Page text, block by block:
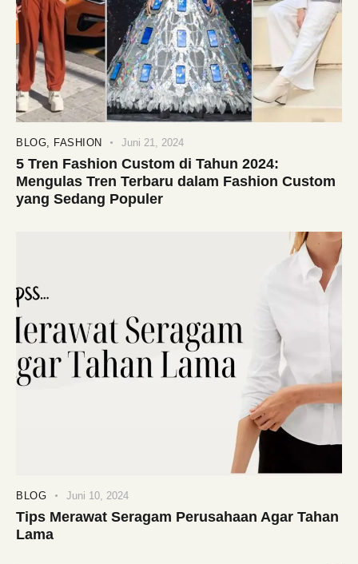
BLOG, FASHION Juni 21, 2024
5 Tren Fashion Custom di Tahun 2024:
Mengulas Tren Terbaru dalam Fashion Custom
yang Sedang Populer
BLOG Juni 10, 2024
Tips Merawat Seragam Perusahaan Agar Tahan
Lama